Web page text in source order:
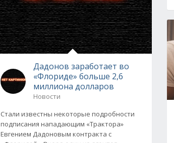
Дадонов заработает во
«Флориде» больше 2,6
миллиона долларов
Новости
Стали известны некоторые подробности
подписания нападающим «Трактора»
Евгением Дадоновым контракта с